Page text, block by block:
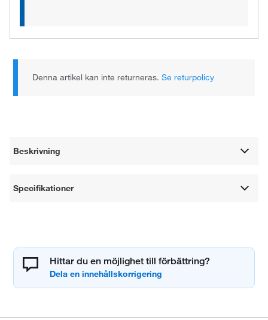
Denna artikel kan inte returneras.Se returpolicy
Beskrivning
Specifikationer
Hittar du en möjlighet till förbättring?